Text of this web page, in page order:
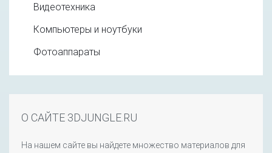
Видеотехника
Компьютеры и ноутбуки
Фотоаппараты
О САЙТЕ 3DJUNGLE.RU
На нашем сайте вы найдете множество материалов для